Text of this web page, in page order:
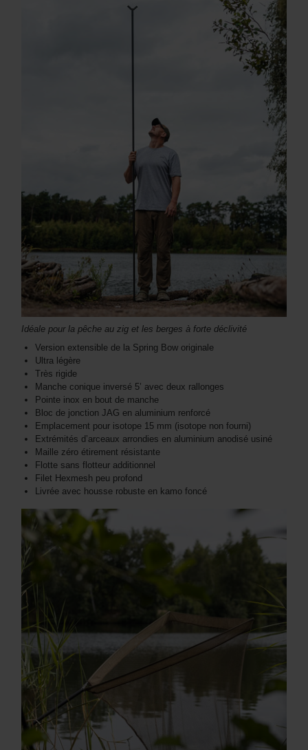
Idéale pour la pêche au zig et les berges à forte déclivité
Version extensible de la Spring Bow originale
Ultra légère
Très rigide
Manche conique inversé 5’ avec deux rallonges
Pointe inox en bout de manche
Bloc de jonction JAG en aluminium renforcé
Emplacement pour isotope 15 mm (isotope non fourni)
Extrémités d’arceaux arrondies en aluminium anodisé usiné
Maille zéro étirement résistante
Flotte sans flotteur additionnel
Filet Hexmesh peu profond
Livrée avec housse robuste en kamo foncé